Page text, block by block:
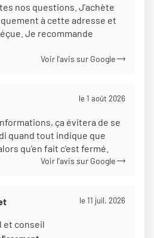
nos questions. J'achète
à cette adresse et
Je recommande
Voir l'avis sur Google
le 1 août 2026
ça évitera de se
quand tout indique que
qu'en fait c'est fermé.
Voir l'avis sur Google
le 11 juil. 2026
et conseil